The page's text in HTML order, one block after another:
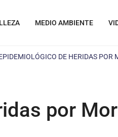
MEDIO AMBIENTE
DE HERIDAS POR
por